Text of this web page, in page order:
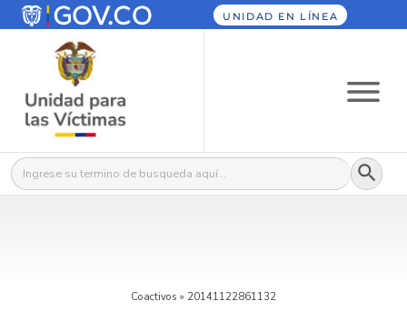
UNIDAD EN LÍNEA
Buscar: Botón
Coactivos » 20141122861132